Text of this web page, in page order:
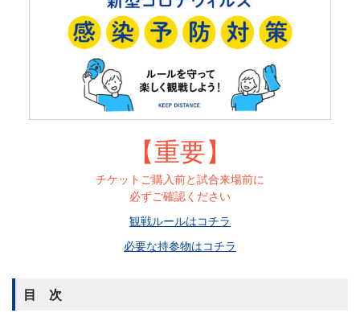
【重要】
チケットご購入前と試合来場前に
必ずご確認ください
観戦ルールはコチラ
必要な持参物はコチラ
目 次